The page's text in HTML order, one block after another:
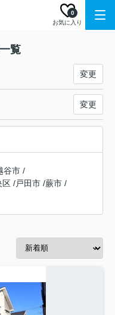
お気に入り
0
覧
変更
変更
谷市 /
区 /戸田市 /蕨市 /